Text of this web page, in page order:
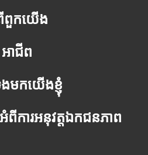
ពួកយើង
អាជីព
មកយើងខ្ញុំ
ការអនុវត្តឯកជនភាព